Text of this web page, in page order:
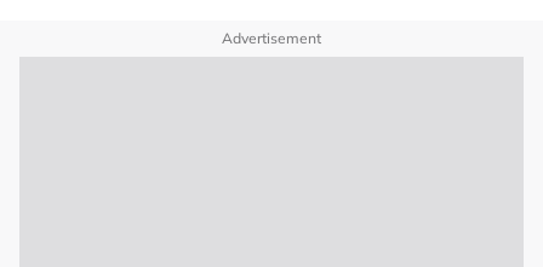
Advertisement